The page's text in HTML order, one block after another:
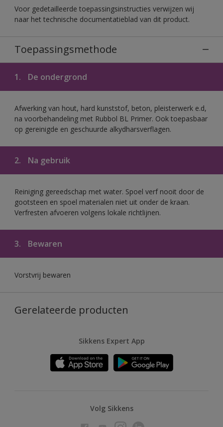
Voor gedetailleerde toepassingsinstructies verwijzen wij
naar het technische documentatieblad van dit product.
Toepassingsmethode
1. De ondergrond
Afwerking van hout, hard kunststof, beton, pleisterwerk e.d,
na voorbehandeling met Rubbol BL Primer. Ook toepasbaar
op gereinigde en geschuurde alkydharsverflagen.
2. Na gebruik
Reiniging gereedschap met water. Spoel verf nooit door de
gootsteen en spoel materialen niet uit onder de kraan.
Verfresten afvoeren volgens lokale richtlijnen.
3. Bewaren
Vorstvrij bewaren
Gerelateerde producten
Sikkens Expert App
Volg Sikkens